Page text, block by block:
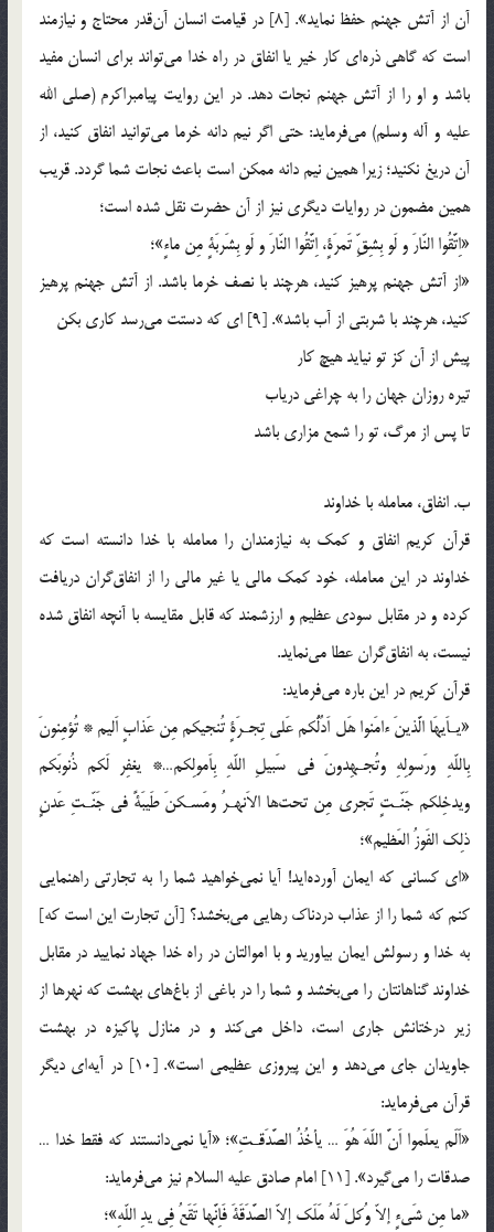
آن از آتش جهنم حفظ نماید». [8] در قیامت انسان آن‌قدر محتاج و نیازمند
است که گاهی ذره‌ای کار خیر یا انفاق در راه خدا می‌تواند برای انسان مفید
باشد و او را از آتش جهنم نجات دهد. در این روایت پیامبراکرم (صلی الله
علیه و آله وسلم) می‌فرماید: حتی اگر نیم دانه خرما می‌توانید انفاق کنید، از
آن دریغ نکنید؛ زیرا همین نیم دانه ممکن است باعث نجات شما گردد. قریب
همین مضمون در روایات دیگری نیز از آن حضرت نقل شده است؛
«اِتَّقُوا النّارَ و لَو بِشِقِّ تَمرَةٍ، اِتَّقُوا النّارَ و لَو بِشَربَةٍ مِن ماءٍ»؛
«از آتش جهنم پرهیز کنید، هرچند با نصف خرما باشد. از آتش جهنم پرهیز
کنید، هرچند با شربتی از آب باشد». [9] ای که دستت می‌رسد کاری بکن
پیش از آن کز تو نیاید هیچ کار
تیره روزان جهان را به چراغی دریاب
تا پس از مرگ، تو را شمع مزاری باشد
ب. انفاق، معامله با خداوند
قرآن کریم انفاق و کمک به نیازمندان را معامله با خدا دانسته است که
خداوند در این معامله، خود کمک مالی یا غیر مالی را از انفاق‌گران دریافت
کرده و در مقابل سودی عظیم و ارزشمند که قابل مقایسه با آنچه انفاق شده
نیست، به انفاق‌گران عطا می‌نماید.
قرآن کریم در این باره می‌فرماید:
«یـاَیهَا الَّذینَ ءامَنوا هَل اَدُلُّکم عَلی تِجـرَةٍ تُنجیکم مِن عَذابٍ اَلیم * تُؤمِنونَ
بِاللّهِ ورَسولِهِ وتُجـهِدونَ فی سَبیلِ اللّهِ بِاَمولِکم…* یغفِر لَکم ذُنوبَکم
ویدخِلکم جَنّـتٍ تَجری مِن تحت‌ها الاَنهـرُ ومَسـکنَ طَیبَةً فی جَنّـتِ عَدنٍ
ذلِک الفَوزُ العَظیم»؛
«ای کسانی که ایمان آورده‌اید! آیا نمی‌خواهید شما را به تجارتی راهنمایی
کنم که شما را از عذاب دردناک رهایی می‌بخشد؟ [آن تجارت این است که]
به خدا و رسولش ایمان بیاورید و با اموالتان در راه خدا جهاد نمایید در مقابل
خداوند گناهانتان را می‌بخشد و شما را در باغی از باغ‌های بهشت که نهرها از
زیر درختانش جاری است، داخل می‌کند و در منازل پاکیزه در بهشت
جاویدان جای می‌دهد و این پیروزی عظیمی است». [10] در آیه‌ای دیگر
قرآن می‌فرماید:
«اَلَم یعلَموا اَنَّ اللّهَ هُوَ … یأخُذُ الصَّدَقـتِ»؛ «آیا نمی‌دانستند که فقط خدا …
صدقات را می‌گیرد». [11] امام صادق علیه السلام نیز می‌فرماید:
«ما مِن شَی‌ءٍ إلاّ وُکلَ لَهُ مَلَک إلاّ الصَّدَقَةَ فَاِنَّها تَقَعُ فِی یدِ اللّهِ»؛